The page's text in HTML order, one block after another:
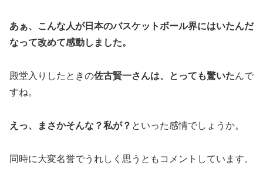
あぁ、こんな人が日本のバスケットボール界にはいたんだ
なって改めて感動しました。
殿堂入りしたときの佐古賢一さんは、とっても驚いたんで
すね。
えっ、まさかそんな？私が？ といった感情でしょうか。
同時に大変名誉でうれしく思うともコメントしています。